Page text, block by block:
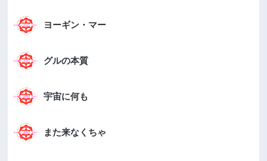
ヨーギン・マー
グルの本質
宇宙に何も
また来なくちゃ